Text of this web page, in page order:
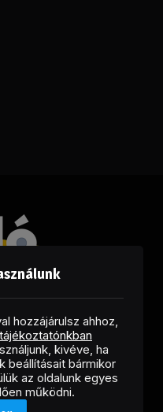
X
(Twitter)
RSS
hozzájárulsz ahhoz,
kivéve, ha
beállításait bármikor
az oldalunk egyes
működni.